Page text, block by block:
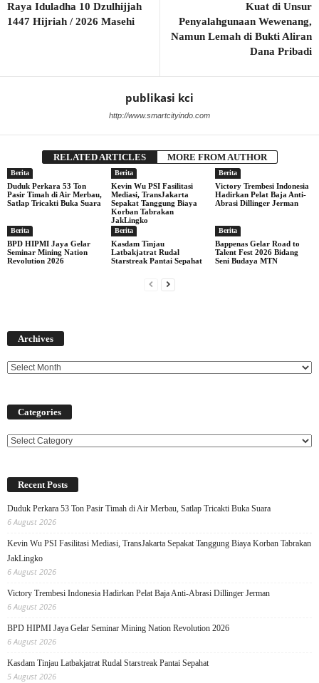
Raya Iduladha 10 Dzulhijjah
1447 Hijriah / 2026 Masehi
Kuat di Unsur
Penyalahgunaan Wewenang,
Namun Lemah di Bukti Aliran
Dana Pribadi
publikasi kci
http://www.smartcityindo.com
RELATED ARTICLES MORE FROM AUTHOR
Berita
Duduk Perkara 53 Ton
Pasir Timah di Air Merbau,
Satlap Tricakti Buka Suara
Berita
Kevin Wu PSI Fasilitasi
Mediasi, TransJakarta
Sepakat Tanggung Biaya
Korban Tabrakan
JakLingko
Berita
Victory Trembesi Indonesia
Hadirkan Pelat Baja Anti-
Abrasi Dillinger Jerman
Berita
BPD HIPMI Jaya Gelar
Seminar Mining Nation
Revolution 2026
Berita
Kasdam Tinjau
Latbakjatrat Rudal
Starstreak Pantai Sepahat
Berita
Bappenas Gelar Road to
Talent Fest 2026 Bidang
Seni Budaya MTN
Archives
Categories
Categories
Recent Posts
Duduk Perkara 53 Ton Pasir Timah di Air Merbau, Satlap Tricakti Buka Suara
6 August 2026
Kevin Wu PSI Fasilitasi Mediasi, TransJakarta Sepakat Tanggung Biaya Korban Tabrakan
JakLingko
6 August 2026
Victory Trembesi Indonesia Hadirkan Pelat Baja Anti-Abrasi Dillinger Jerman
6 August 2026
BPD HIPMI Jaya Gelar Seminar Mining Nation Revolution 2026
6 August 2026
Kasdam Tinjau Latbakjatrat Rudal Starstreak Pantai Sepahat
5 August 2026